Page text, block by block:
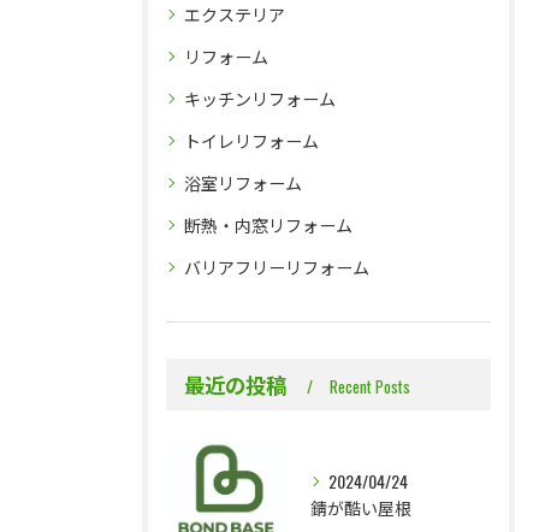
エクステリア
リフォーム
キッチンリフォーム
トイレリフォーム
浴室リフォーム
断熱・内窓リフォーム
バリアフリーリフォーム
最近の投稿 Recent Posts
2024/04/24
錆が酷い屋根